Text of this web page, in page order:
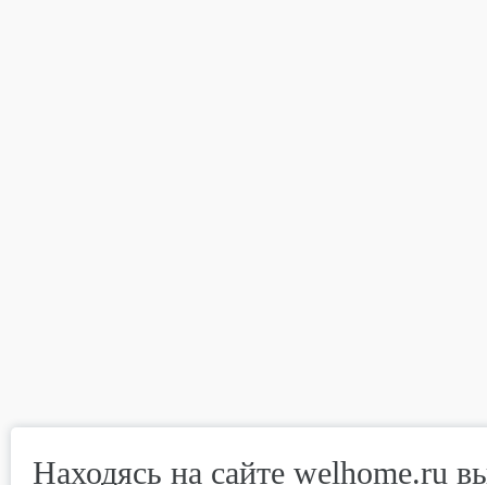
Находясь на сайте welhome.ru